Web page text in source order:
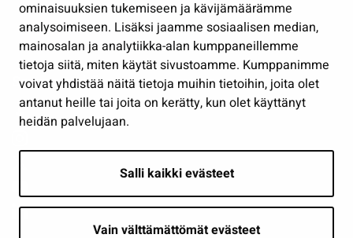
ominaisuuksien tukemiseen ja kävijämäärämme
analysoimiseen. Lisäksi jaamme sosiaalisen median,
mainosalan ja analytiikka-alan kumppaneillemme
tietoja siitä, miten käytät sivustoamme. Kumppanimme
voivat yhdistää näitä tietoja muihin tietoihin, joita olet
antanut heille tai joita on kerätty, kun olet käyttänyt
heidän palvelujaan.
Salli kaikki evästeet
Vain välttämättömät evästeet
Osallistu ja asioi
Näytä omat evästeasetukseni
Seuraa meitä